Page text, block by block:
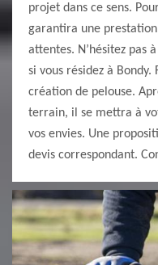
projet dans ce sens.
garantira une
attentes. N’hésitez pas
si vous résidez à
création de pelouse.
terrain, il se mettra à
vos envies. Une
devis correspondant.